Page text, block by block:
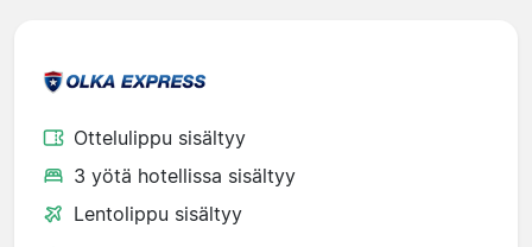
Ottelulippu sisältyy
3 yötä hotellissa sisältyy
Lentolippu sisältyy